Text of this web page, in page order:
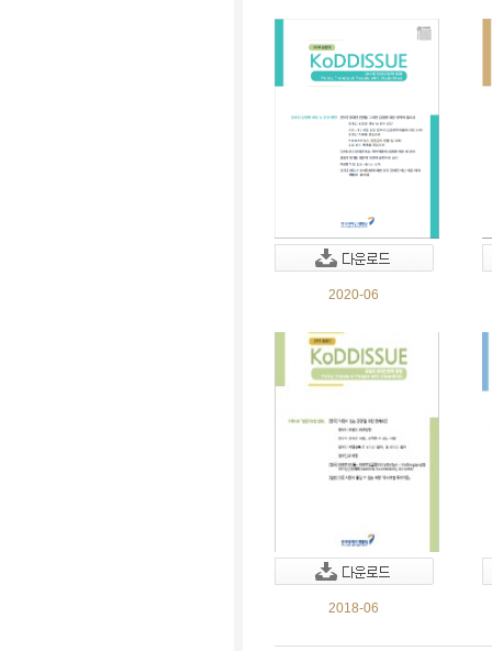
2020-06
2018-06